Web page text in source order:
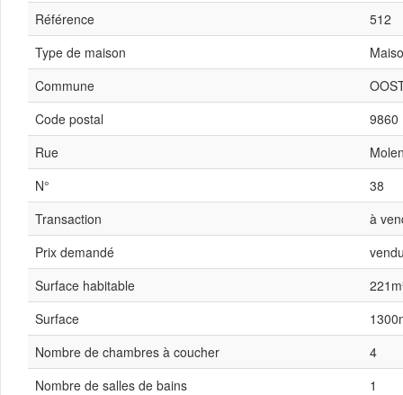
Référence
512
Type de maison
Commune
Code postal
9860
Rue
N°
38
Transaction
à
Prix demandé
Surface habitable
Surface
Nombre de chambres à coucher
4
Nombre de salles de bains
1